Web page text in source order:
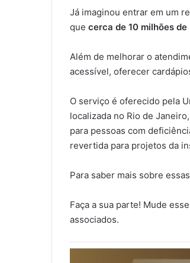
Já imaginou entrar em um
que cerca de 10 milhões de
Além de melhorar o
acessível, oferecer
O serviço é oferecido pela
localizada no Rio de
para pessoas com
revertida para projetos da
Para saber mais sobre
Faça a sua parte! Mude
associados.